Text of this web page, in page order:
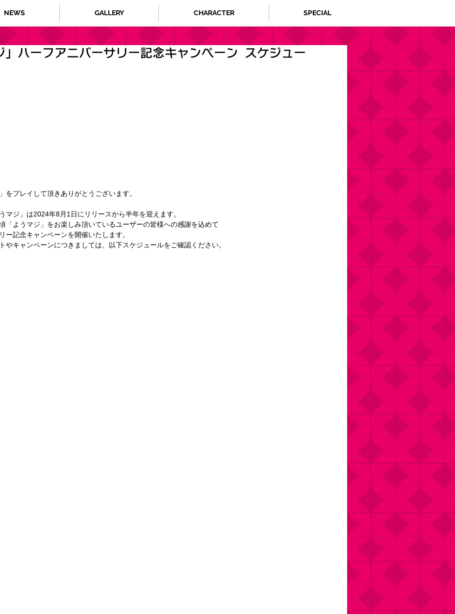
NEWS GALLERY CHARACTER SPECIAL
」ハーフアニバーサリー記念キャンペーン スケジュー
をプレイして頂きありがとうございます。
マジ」は2024年8月1日にリリースから半年を迎えます。
「ようマジ」をお楽しみ頂いているユーザーの皆様への感謝を込めて
ー記念キャンペーンを開催いたします。
やキャンペーンにつきましては、以下スケジュールをご確認ください。